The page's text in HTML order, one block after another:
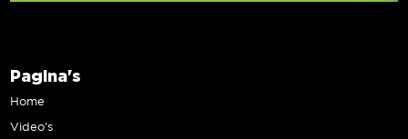
Pagina's
Home
Video’s